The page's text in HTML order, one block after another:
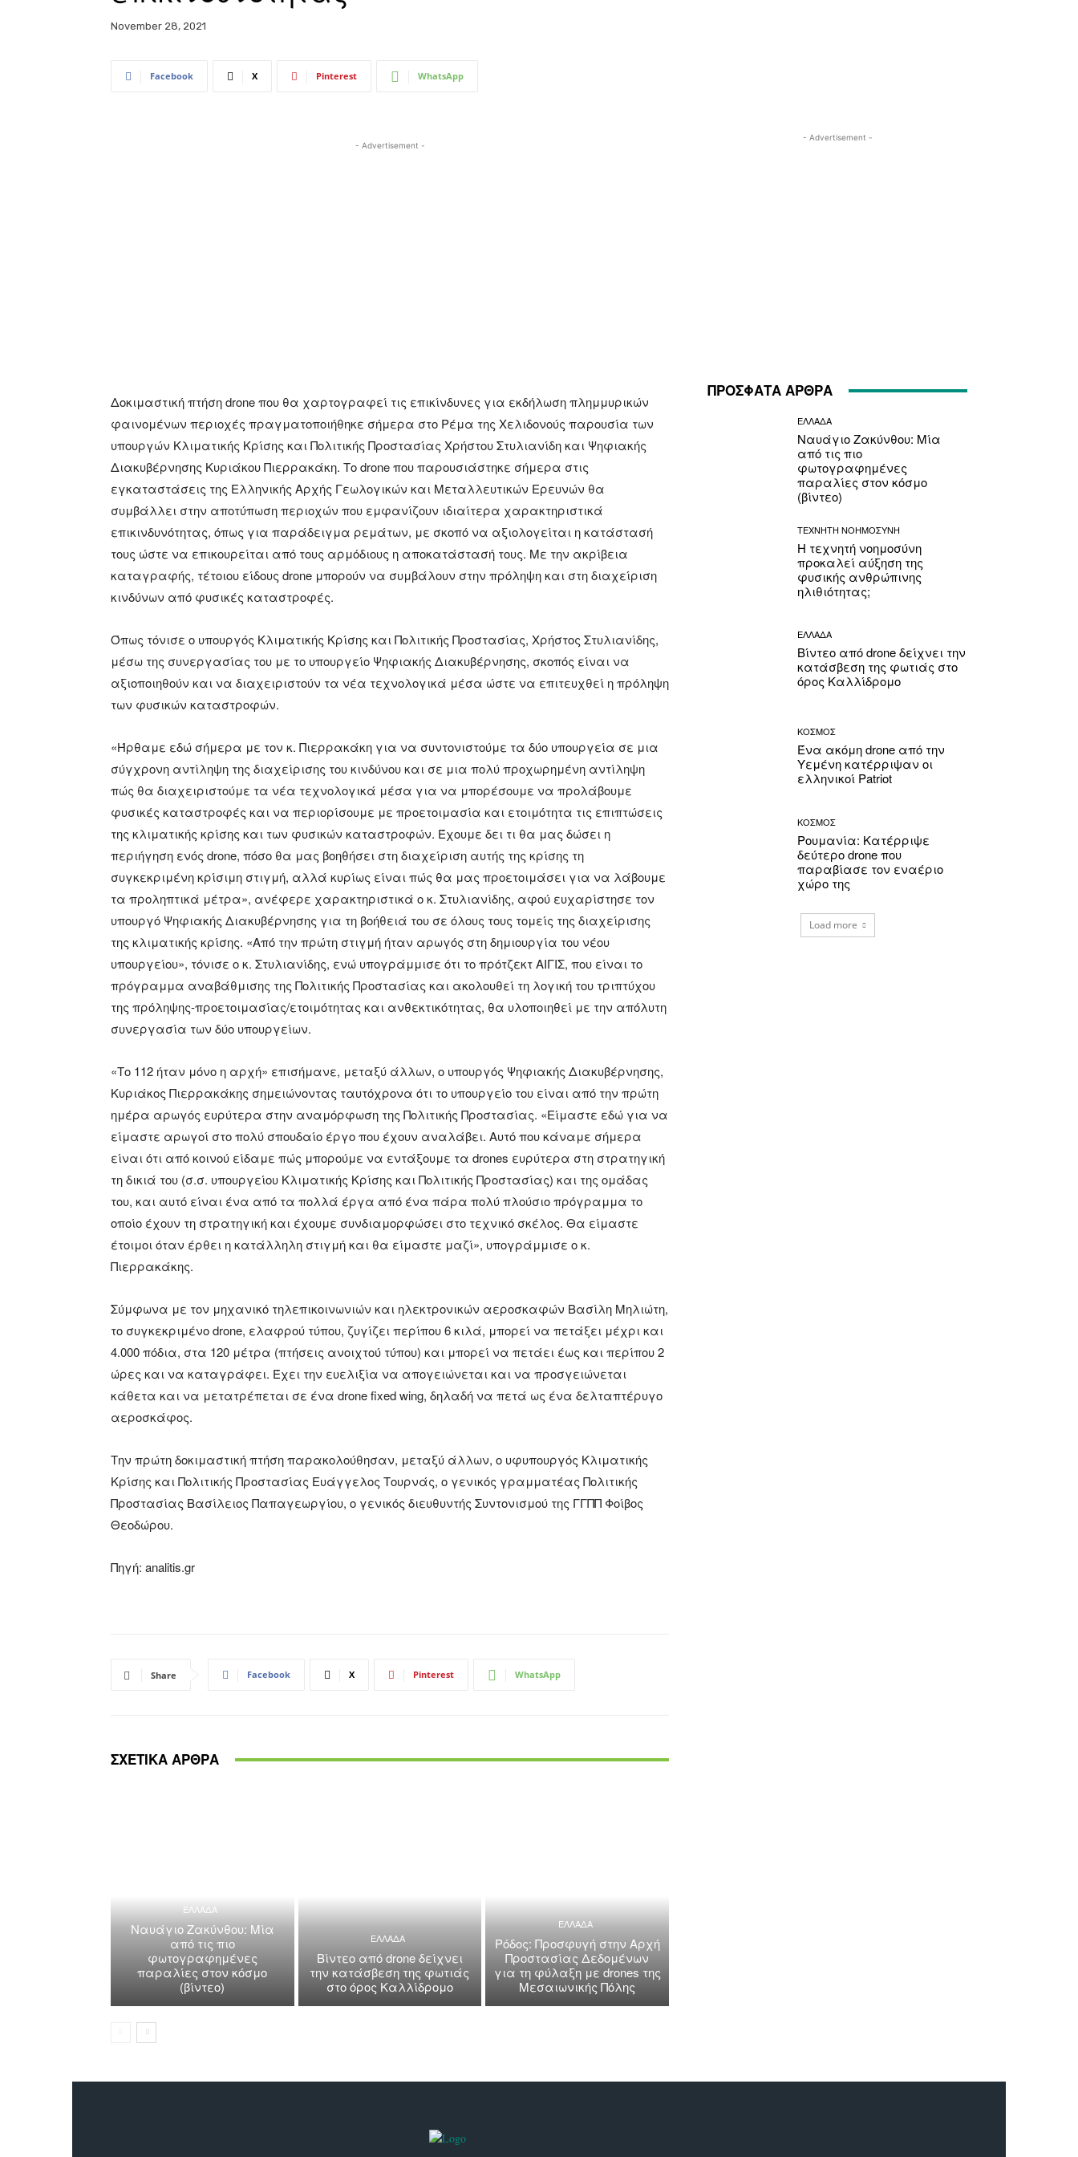
November 28, 2021
Facebook X Pinterest WhatsApp
- Advertisement -
Δοκιμαστική πτήση drone που θα χαρτογραφεί τις επικίνδυνες για εκδήλωση πλημμυρικών
φαινομένων περιοχές πραγματοποιήθηκε σήμερα στο Ρέμα της Χελιδονούς παρουσία των
υπουργών Κλιματικής Κρίσης και Πολιτικής Προστασίας Χρήστου Στυλιανίδη και Ψηφιακής
Διακυβέρνησης Κυριάκου Πιερρακάκη. Το drone που παρουσιάστηκε σήμερα στις
εγκαταστάσεις της Ελληνικής Αρχής Γεωλογικών και Μεταλλευτικών Ερευνών θα
συμβάλλει στην αποτύπωση περιοχών που εμφανίζουν ιδιαίτερα χαρακτηριστικά
επικινδυνότητας, όπως για παράδειγμα ρεμάτων, με σκοπό να αξιολογείται η κατάστασή
τους ώστε να επικουρείται από τους αρμόδιους η αποκατάστασή τους. Με την ακρίβεια
καταγραφής, τέτοιου είδους drone μπορούν να συμβάλουν στην πρόληψη και στη διαχείριση
κινδύνων από φυσικές καταστροφές.
Όπως τόνισε ο υπουργός Κλιματικής Κρίσης και Πολιτικής Προστασίας, Χρήστος Στυλιανίδης,
μέσω της συνεργασίας του με το υπουργείο Ψηφιακής Διακυβέρνησης, σκοπός είναι να
αξιοποιηθούν και να διαχειριστούν τα νέα τεχνολογικά μέσα ώστε να επιτευχθεί η πρόληψη
των φυσικών καταστροφών.
«Ήρθαμε εδώ σήμερα με τον κ. Πιερρακάκη για να συντονιστούμε τα δύο υπουργεία σε μια
σύγχρονη αντίληψη της διαχείρισης του κινδύνου και σε μια πολύ προχωρημένη αντίληψη
πώς θα διαχειριστούμε τα νέα τεχνολογικά μέσα για να μπορέσουμε να προλάβουμε
φυσικές καταστροφές και να περιορίσουμε με προετοιμασία και ετοιμότητα τις επιπτώσεις
της κλιματικής κρίσης και των φυσικών καταστροφών. Έχουμε δει τι θα μας δώσει η
περιήγηση ενός drone, πόσο θα μας βοηθήσει στη διαχείριση αυτής της κρίσης τη
συγκεκριμένη κρίσιμη στιγμή, αλλά κυρίως είναι πώς θα μας προετοιμάσει για να λάβουμε
τα προληπτικά μέτρα», ανέφερε χαρακτηριστικά ο κ. Στυλιανίδης, αφού ευχαρίστησε τον
υπουργό Ψηφιακής Διακυβέρνησης για τη βοήθειά του σε όλους τους τομείς της διαχείρισης
της κλιματικής κρίσης. «Από την πρώτη στιγμή ήταν αρωγός στη δημιουργία του νέου
υπουργείου», τόνισε ο κ. Στυλιανίδης, ενώ υπογράμμισε ότι το πρότζεκτ ΑΙΓΙΣ, που είναι το
πρόγραμμα αναβάθμισης της Πολιτικής Προστασίας και ακολουθεί τη λογική του τριπτύχου
της πρόληψης-προετοιμασίας/ετοιμότητας και ανθεκτικότητας, θα υλοποιηθεί με την απόλυτη
συνεργασία των δύο υπουργείων.
«Το 112 ήταν μόνο η αρχή» επισήμανε, μεταξύ άλλων, ο υπουργός Ψηφιακής Διακυβέρνησης,
Κυριάκος Πιερρακάκης σημειώνοντας ταυτόχρονα ότι το υπουργείο του είναι από την πρώτη
ημέρα αρωγός ευρύτερα στην αναμόρφωση της Πολιτικής Προστασίας. «Είμαστε εδώ για να
είμαστε αρωγοί στο πολύ σπουδαίο έργο που έχουν αναλάβει. Αυτό που κάναμε σήμερα
είναι ότι από κοινού είδαμε πώς μπορούμε να εντάξουμε τα drones ευρύτερα στη στρατηγική
τη δικιά του (σ.σ. υπουργείου Κλιματικής Κρίσης και Πολιτικής Προστασίας) και της ομάδας
του, και αυτό είναι ένα από τα πολλά έργα από ένα πάρα πολύ πλούσιο πρόγραμμα το
οποίο έχουν τη στρατηγική και έχουμε συνδιαμορφώσει στο τεχνικό σκέλος. Θα είμαστε
έτοιμοι όταν έρθει η κατάλληλη στιγμή και θα είμαστε μαζί», υπογράμμισε ο κ.
Πιερρακάκης.
Σύμφωνα με τον μηχανικό τηλεπικοινωνιών και ηλεκτρονικών αεροσκαφών Βασίλη Μηλιώτη,
το συγκεκριμένο drone, ελαφρού τύπου, ζυγίζει περίπου 6 κιλά, μπορεί να πετάξει μέχρι και
4.000 πόδια, στα 120 μέτρα (πτήσεις ανοιχτού τύπου) και μπορεί να πετάει έως και περίπου 2
ώρες και να καταγράφει. Έχει την ευελιξία να απογειώνεται και να προσγειώνεται
κάθετα και να μετατρέπεται σε ένα drone fixed wing, δηλαδή να πετά ως ένα δελταπτέρυγο
αεροσκάφος.
Την πρώτη δοκιμαστική πτήση παρακολούθησαν, μεταξύ άλλων, ο υφυπουργός Κλιματικής
Κρίσης και Πολιτικής Προστασίας Ευάγγελος Τουρνάς, ο γενικός γραμματέας Πολιτικής
Προστασίας Βασίλειος Παπαγεωργίου, ο γενικός διευθυντής Συντονισμού της ΓΓΠΠ Φοίβος
Θεοδώρου.
Πηγή: analitis.gr
Share Facebook X Pinterest WhatsApp
ΣΧΕΤΙΚΑ ΑΡΘΡΑ
ΕΛΛΑΔΑ
Ναυάγιο Ζακύνθου: Μία
από τις πιο
φωτογραφημένες
παραλίες στον κόσμο
(βίντεο)
ΕΛΛΑΔΑ
Βίντεο από drone δείχνει
την κατάσβεση της φωτιάς
στο όρος Καλλίδρομο
ΕΛΛΑΔΑ
Ρόδος: Προσφυγή στην Αρχή
Προστασίας Δεδομένων
για τη φύλαξη με drones της
Μεσαιωνικής Πόλης
- Advertisement -
ΠΡΟΣΦΑΤΑ ΑΡΘΡΑ
ΕΛΛΑΔΑ
Ναυάγιο Ζακύνθου: Μία
από τις πιο
φωτογραφημένες
παραλίες στον κόσμο
(βίντεο)
ΤΕΧΝΗΤΗ ΝΟΗΜΟΣΥΝΗ
Η τεχνητή νοημοσύνη
προκαλεί αύξηση της
φυσικής ανθρώπινης
ηλιθιότητας;
ΕΛΛΑΔΑ
Βίντεο από drone δείχνει την
κατάσβεση της φωτιάς στο
όρος Καλλίδρομο
ΚΟΣΜΟΣ
Ένα ακόμη drone από την
Υεμένη κατέρριψαν οι
ελληνικοί Patriot
ΚΟΣΜΟΣ
Ρουμανία: Κατέρριψε
δεύτερο drone που
παραβίασε τον εναέριο
χώρο της
Load more